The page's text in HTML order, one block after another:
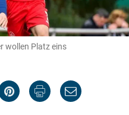
wollen Platz eins